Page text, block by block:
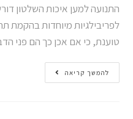
התנועה למען איכות השלטון
לפריבילגיות מיוחדות בהקמת
טוענת, כי אם אכן כך הם פני
להמשך קריאה